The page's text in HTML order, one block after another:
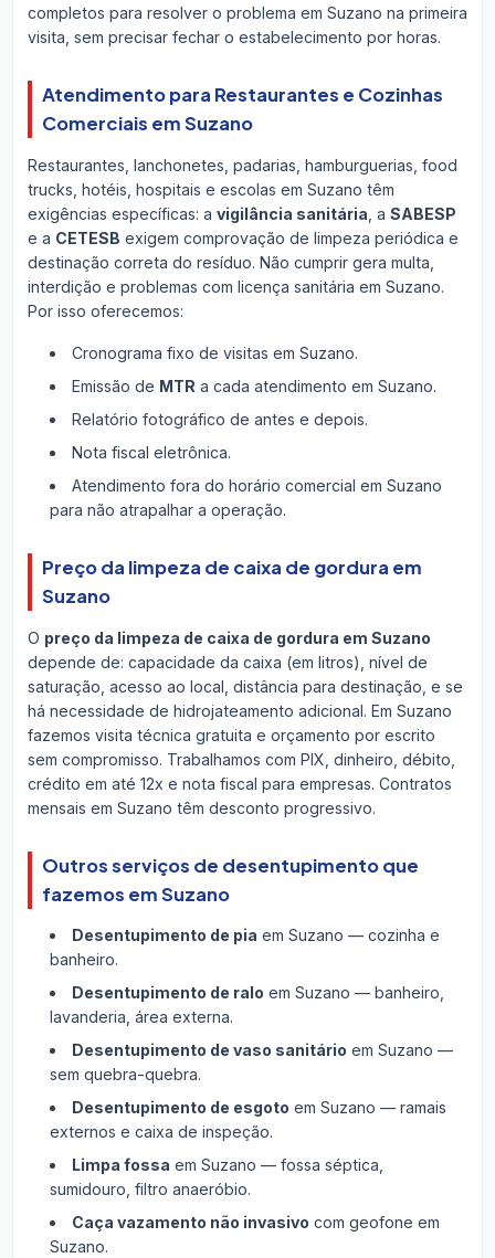
completos para resolver o problema em Suzano na primeira
visita, sem precisar fechar o estabelecimento por horas.
Atendimento para Restaurantes e Cozinhas
Comerciais em Suzano
Restaurantes, lanchonetes, padarias, hamburguerias, food
trucks, hotéis, hospitais e escolas em Suzano têm
exigências específicas: a vigilância sanitária , a SABESP
e a CETESB exigem comprovação de limpeza periódica e
destinação correta do resíduo. Não cumprir gera multa,
interdição e problemas com licença sanitária em Suzano.
Por isso oferecemos:
Cronograma fixo de visitas em Suzano.
Emissão de MTR a cada atendimento em Suzano.
Relatório fotográfico de antes e depois.
Nota fiscal eletrônica.
Atendimento fora do horário comercial em Suzano
para não atrapalhar a operação.
Preço da limpeza de caixa de gordura em
Suzano
O preço da limpeza de caixa de gordura em Suzano
depende de: capacidade da caixa (em litros), nível de
saturação, acesso ao local, distância para destinação, e se
há necessidade de hidrojateamento adicional. Em Suzano
fazemos visita técnica gratuita e orçamento por escrito
sem compromisso. Trabalhamos com PIX, dinheiro, débito,
crédito em até 12x e nota fiscal para empresas. Contratos
mensais em Suzano têm desconto progressivo.
Outros serviços de desentupimento que
fazemos em Suzano
Desentupimento de pia em Suzano — cozinha e
banheiro.
Desentupimento de ralo em Suzano — banheiro,
lavanderia, área externa.
Desentupimento de vaso sanitário em Suzano —
sem quebra-quebra.
Desentupimento de esgoto em Suzano — ramais
externos e caixa de inspeção.
Limpa fossa em Suzano — fossa séptica,
sumidouro, filtro anaeróbio.
Caça vazamento não invasivo com geofone em
Suzano.